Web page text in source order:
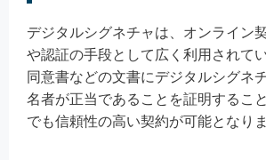
デジタルシグネチャは、オンライン
や認証の手段として広く利用されて
同意書などの文書にデジタルシグネ
名者が正当であることを証明するこ
でも信頼性の高い契約が可能となりま